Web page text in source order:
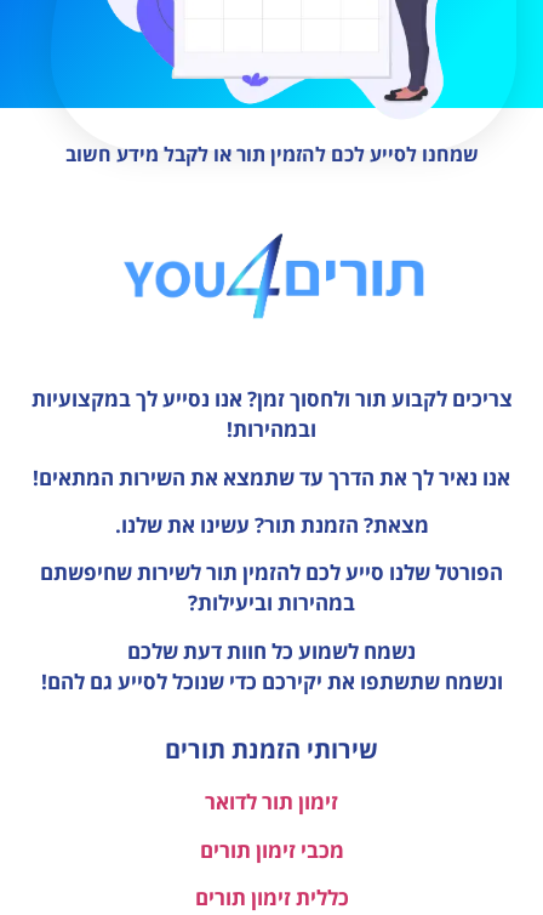
שמחנו לסייע לכם להזמין תור או לקבל מידע חשוב
צריכים לקבוע תור ולחסוך זמן? אנו נסייע לך במקצועיות
ובמהירות!
אנו נאיר לך את הדרך עד שתמצא את השירות המתאים!
מצאת? הזמנת תור? עשינו את שלנו.
הפורטל שלנו סייע לכם להזמין תור לשירות שחיפשתם
במהירות וביעילות?
נשמח לשמוע כל חוות דעתשלכם
ונשמח שתשתפו את יקירכם כדי שנוכל לסייע גם להם!
שירותי הזמנת תורים
זימון תור לדואר
מכבי זימון תורים
כללית זימון תורים